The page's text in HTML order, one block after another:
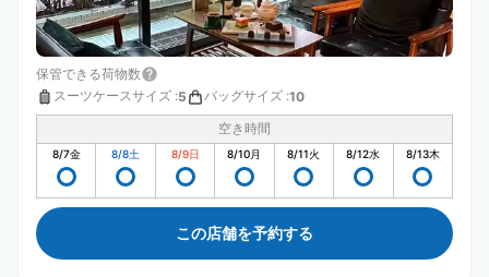
保管できる荷物数
スーツケースサイズ :5 バッグサイズ :10
空き時間
8/7金 8/8土 8/9日 8/10月 8/11火 8/12水 8/13木
この店舗を予約する